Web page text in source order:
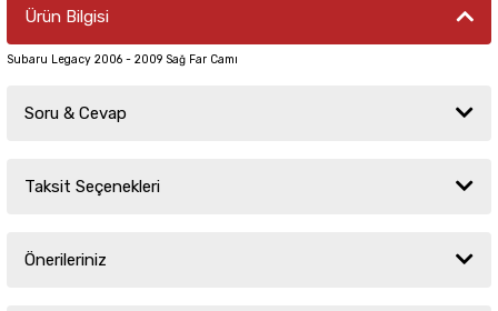
Ürün Bilgisi
Subaru Legacy 2006 - 2009 Sağ Far Camı
Soru & Cevap
Ürün hakkında henüz soru sorulmamış.
Taksit Seçenekleri
Önerileriniz